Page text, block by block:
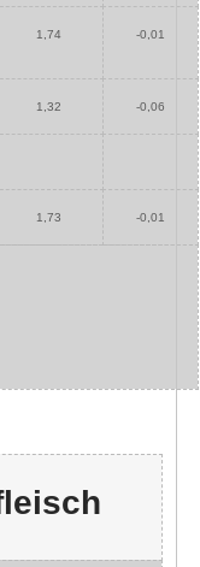
1,74 -0,01
1,32 -0,06
1,73 -0,01